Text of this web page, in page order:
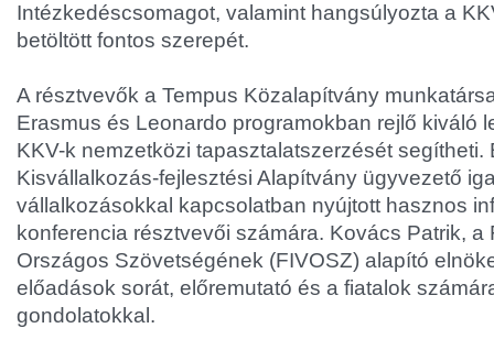
Intézkedéscsomagot, valamint hangsúlyozta a
betöltött fontos szerepét.
A résztvevők a Tempus Közalapítvány
Erasmus és Leonardo programokban rejlő kiváló
KKV-k nemzetközi tapasztalatszerzését segítheti.
Kisvállalkozás-fejlesztési Alapítvány ügyvezető
vállalkozásokkal kapcsolatban nyújtott hasznos
konferencia résztvevői számára. Kovács Patrik, a
Országos Szövetségének (FIVOSZ) alapító
előadások sorát, előremutató és a fiatalok
gondolatokkal.